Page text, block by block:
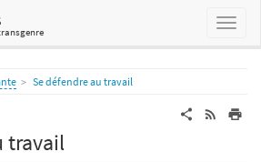
Se défendre au travail
travail